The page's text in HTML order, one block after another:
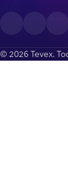
© 2026 Tevex.